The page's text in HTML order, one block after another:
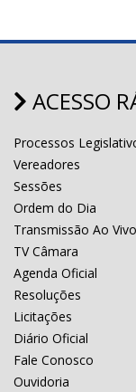
ACESSO
Processos
Vereadores
Sessões
Ordem do Dia
Transmissão Ao Vivo
TV Câmara
Agenda Oficial
Resoluções
Licitações
Diário Oficial
Fale Conosco
Ouvidoria